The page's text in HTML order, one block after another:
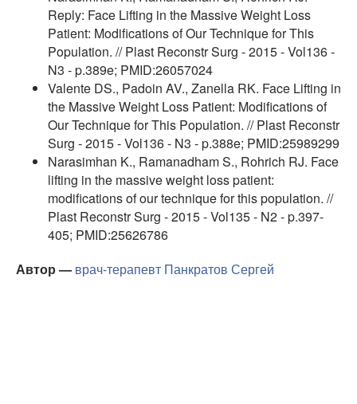
Reply: Face Lifting in the Massive Weight Loss
Patient: Modifications of Our Technique for This
Population. // Plast Reconstr Surg - 2015 - Vol136 -
N3 - p.389e; PMID:26057024
Valente DS., Padoin AV., Zanella RK. Face Lifting in
the Massive Weight Loss Patient: Modifications of
Our Technique for This Population. // Plast Reconstr
Surg - 2015 - Vol136 - N3 - p.388e; PMID:25989299
Narasimhan K., Ramanadham S., Rohrich RJ. Face
lifting in the massive weight loss patient:
modifications of our technique for this population. //
Plast Reconstr Surg - 2015 - Vol135 - N2 - p.397-
405; PMID:25626786
Автор — врач-терапевт Панкратов Сергей